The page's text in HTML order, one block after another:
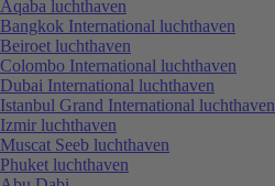
Aqaba luchthaven
Bangkok International luchthaven
Beiroet luchthaven
Colombo International luchthaven
Dubai International luchthaven
Istanbul Grand International luchthaven
Izmir luchthaven
Muscat Seeb luchthaven
Phuket luchthaven